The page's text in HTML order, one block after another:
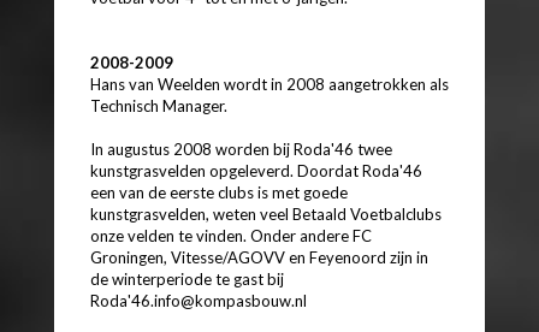
2008-2009
Hans van Weelden wordt in 2008 aangetrokken als
Technisch Manager.
In augustus 2008 worden bij Roda'46 twee
kunstgrasvelden opgeleverd. Doordat Roda'46
een van de eerste clubs is met goede
kunstgrasvelden, weten veel Betaald Voetbalclubs
onze velden te vinden. Onder andere FC
Groningen, Vitesse/AGOVV en Feyenoord zijn in
de winterperiode te gast bij
Roda'46.info@kompasbouw.nl